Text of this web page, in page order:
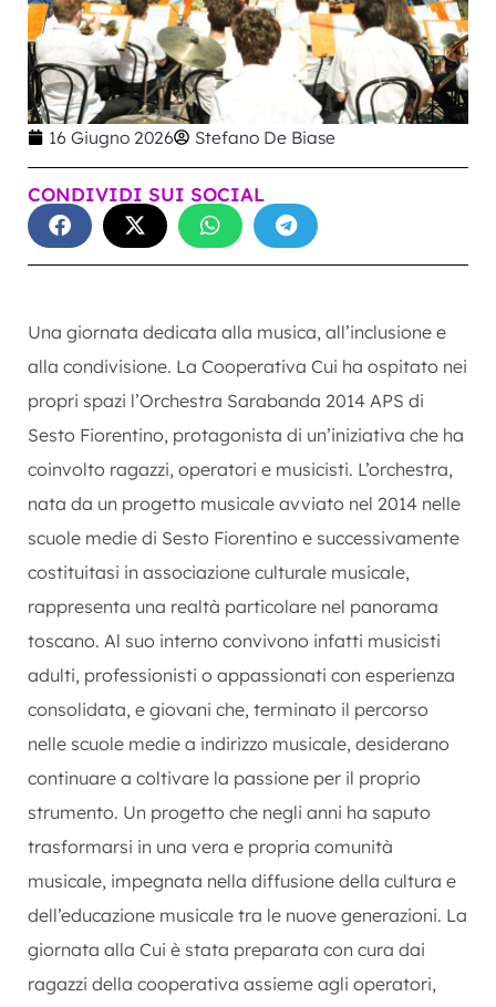
16 Giugno 2026 Stefano De Biase
CONDIVIDI SUI SOCIAL
Una giornata dedicata alla musica, all’inclusione e
alla condivisione. La Cooperativa Cui ha ospitato nei
propri spazi l’Orchestra Sarabanda 2014 APS di
Sesto Fiorentino, protagonista di un’iniziativa che ha
coinvolto ragazzi, operatori e musicisti. L’orchestra,
nata da un progetto musicale avviato nel 2014 nelle
scuole medie di Sesto Fiorentino e successivamente
costituitasi in associazione culturale musicale,
rappresenta una realtà particolare nel panorama
toscano. Al suo interno convivono infatti musicisti
adulti, professionisti o appassionati con esperienza
consolidata, e giovani che, terminato il percorso
nelle scuole medie a indirizzo musicale, desiderano
continuare a coltivare la passione per il proprio
strumento. Un progetto che negli anni ha saputo
trasformarsi in una vera e propria comunità
musicale, impegnata nella diffusione della cultura e
dell’educazione musicale tra le nuove generazioni. La
giornata alla Cui è stata preparata con cura dai
ragazzi della cooperativa assieme agli operatori,